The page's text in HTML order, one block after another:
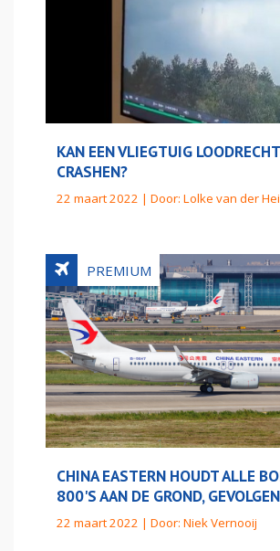
KAN EEN VLIEGTUIG LOODRECHT
CRASHEN?
22 maart 2022 | Door: Lolke van der
CHINA EASTERN HOUDT ALLE
800'S AAN DE GROND,
22 maart 2022 | Door: Niek Vernooij